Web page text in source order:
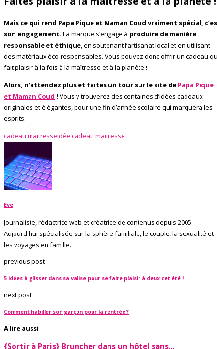
Mais ce qui rend Papa Pique et Maman Coud vraiment spécial,
son engagement. La marque s’engage à produire de manière
responsable et éthique, en soutenant l’artisanat local et en utilisant
des matériaux éco-responsables. Vous pouvez donc offrir un cadeau
fait plaisir à la fois à la maîtresse et à la planète !
Alors, n’attendez plus et faites un tour sur le site de Papa Pique
et Maman Coud ! Vous y trouverez des centaines d’idées cadeaux
originales et élégantes, pour une fin d’année scolaire qui marquera les
esprits.
cadeau maitresseidée cadeau maitresse
Eve
Journaliste, rédactrice web et créatrice de contenus depuis 2005.
Aujourd'hui spécialisée sur la sphère familiale, le couple, la sexualité et
les voyages en famille.
previous post
5 idées à glisser dans sa valise pour se faire plaisir à deux cet été !
next post
Comment habiller son garçon pour la rentrée ?
A lire aussi
{Sortir à Paris} Bruncher dans un hôtel sans...